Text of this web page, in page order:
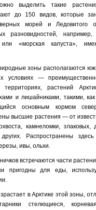
выделить такие
до 150 видов, которые
морей и Ледовитого
разновидностей,
«морская капуста»,
зоны располагаются
условиях —
территориях, растений
и лишайниками, такими,
основным кормом
высшие растения — от
камнеломки, злаковых,
Распространены здесь
ивы, ольхи.
встречаются части
пригодны для еды,
в Арктике этой зоны,
стелющиеся,